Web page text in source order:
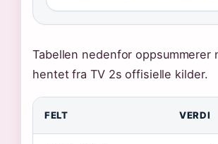
Tabellen nedenfor
hentet fra TV 2s offisielle kilder.
FELT VERDI